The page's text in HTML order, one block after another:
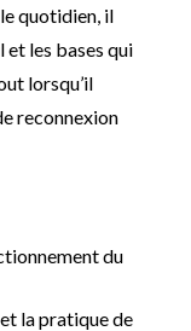
quotidien, il
et les bases qui
lorsqu’il
reconnexion
du
la pratique de